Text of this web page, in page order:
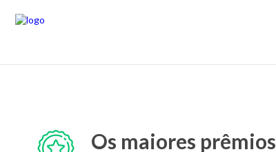
Os maiores prêmios